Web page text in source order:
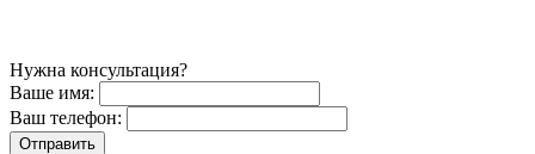
Нужна консультация?
Ваше имя:
Ваш телефон: